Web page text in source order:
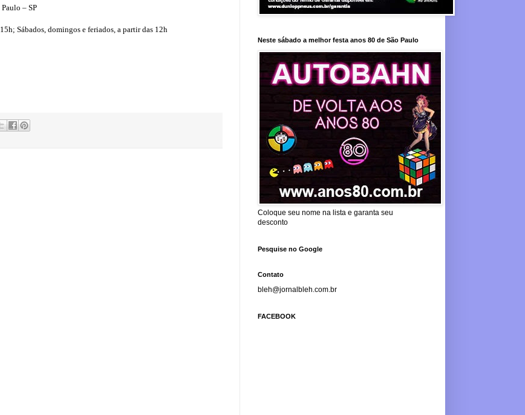
– SP
Sábados, domingos e feriados, a partir das 12h
Neste sábado a melhor festa anos 80 de São Paulo
Coloque seu nome na lista e garanta seu
desconto
Pesquise no Google
Contato
bleh@jornalbleh.com.br
FACEBOOK